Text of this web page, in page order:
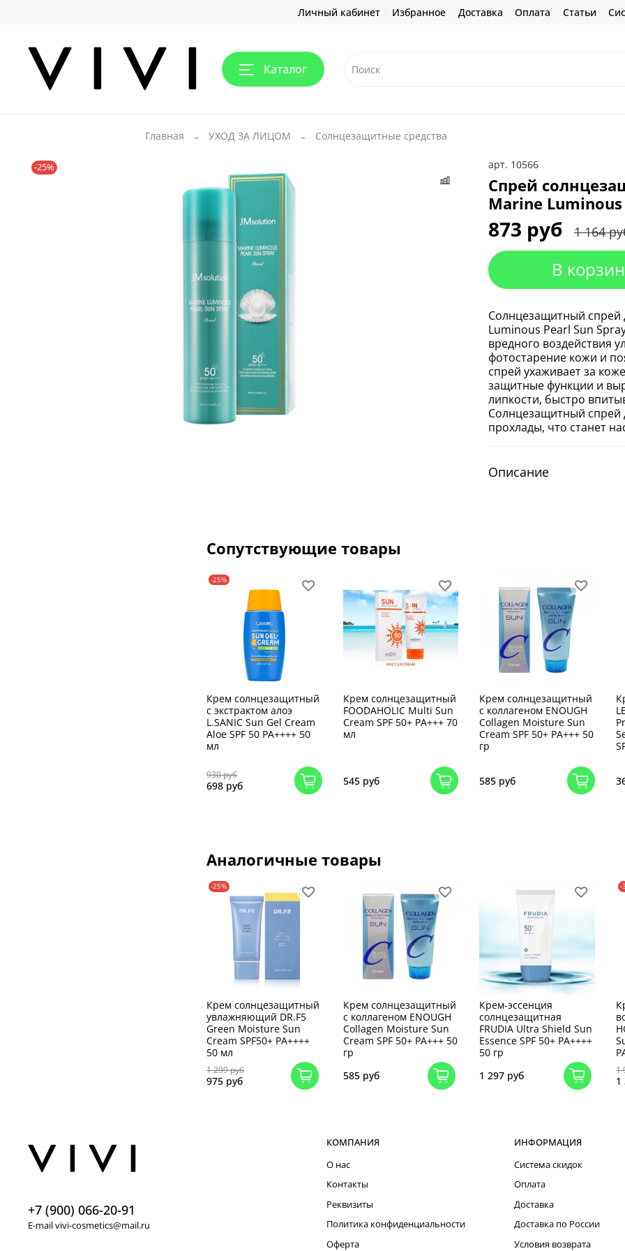
Личный кабинет Избранное Доставка Оплата Статьи
Каталог
Главная УХОД ЗА ЛИЦОМ Солнцезащитные средства
-25% арт. 10566
Спрей
Marine
873 руб 1 164
В
Солнцезащитный спрей
Luminous Pearl Sun
вредного воздействия
фотостарение кожи и
спрей ухаживает за
защитные функции и
липкости, быстро
Солнцезащитный спрей
прохлады, что станет
Описание
Сопутствующие товары
-25%
Крем солнцезащитный
c экстрактом алоэ
L.SANIC Sun Gel Cream
Aloe SPF 50 PA++++ 50
мл
930 руб
698 руб
Крем солнцезащитный
FOODAHOLIC Multi Sun
Cream SPF 50+ PA+++ 70
мл
545 руб
Крем солнцезащитный
с коллагеном ENOUGH
Collagen Moisture Sun
Cream SPF 50+ PA+++ 50
гр
585 руб
Аналогичные товары
-25%
Крем солнцезащитный
увлажняющий DR.F5
Green Moisture Sun
Cream SPF50+ PA++++
50 мл
1 299 руб
975 руб
Крем солнцезащитный
с коллагеном ENOUGH
Collagen Moisture Sun
Cream SPF 50+ PA+++ 50
гр
585 руб
Крем-эссенция
солнцезащитная
FRUDIA Ultra Shield Sun
Essence SPF 50+ PA++++
50 гр
1 297 руб
-
1
1
КОМПАНИЯ
О нас
Контакты
Реквизиты
Политика конфиденциальности
Оферта
ИНФОРМАЦИЯ
Система скидок
Оплата
Доставка
Доставка по России
Условия возврата
+7 (900) 066-20-91
E-mail vivi-cosmetics@mail.ru